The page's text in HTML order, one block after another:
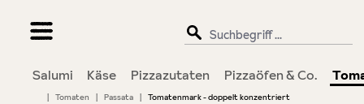
Salumi Käse Pizzazutaten Pizzaöfen & Co.
| Tomaten | Passata | Tomatenmark - doppelt konzentriert